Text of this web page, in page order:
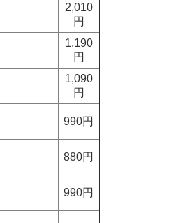
2,010
円
1,190
円
1,090
円
990円
880円
990円